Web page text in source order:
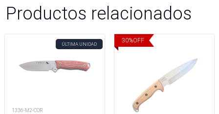
Productos relacionados
ÚLTIMA UNIDAD
1336-M2-COR
30%OFF